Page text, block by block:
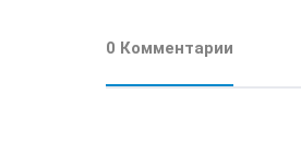
0 Комментарии